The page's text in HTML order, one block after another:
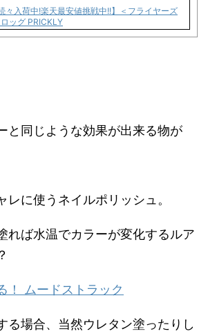
々入荷中!楽天最安値挑戦中!!】＜フライヤーズ
ッグ PRICKLY
と同じような効果が出来る物が
レに使うネイルポリッシュ。
れば水温でカラーが変化するルア
！ ムードストラック
る場合、当然ウレタン塗ったりし